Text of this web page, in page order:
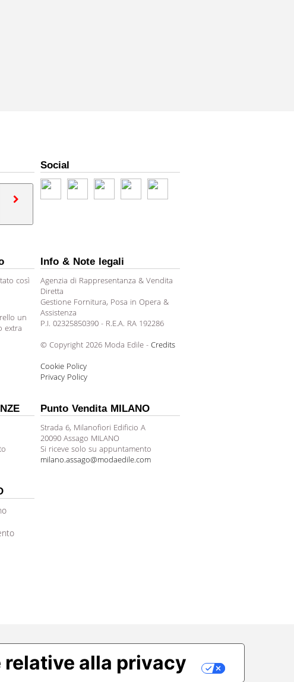
Social
così
un
extra
Info & Note legali
Agenzia di Rappresentanza & Vendita
Diretta
Gestione Fornitura, Posa in Opera &
Assistenza
P.I. 02325850390 - R.E.A. RA 192286
© Copyright 2026 Moda Edile - Credits
Cookie Policy
Privacy Policy
Punto Vendita MILANO
Strada 6, Milanofiori Edificio A
20090 Assago MILANO
Si riceve solo su appuntamento
milano.assago@modaedile.com
relative alla privacy